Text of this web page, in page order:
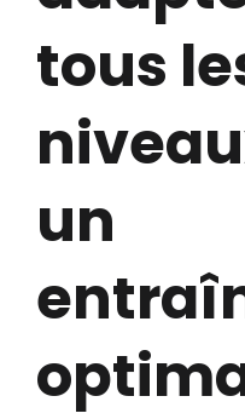
tous
un